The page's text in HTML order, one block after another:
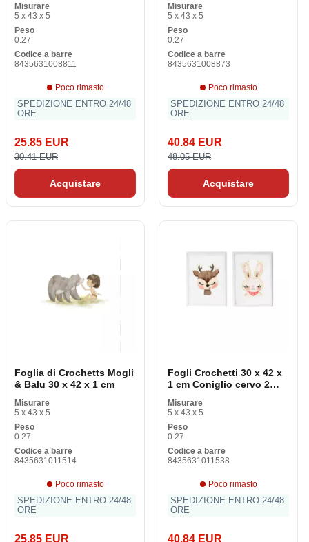
Misurare
5 x 43 x 5
Peso
0.27
Codice a barre
8435631008811
Poco rimasto
SPEDIZIONE ENTRO 24/48
ORE
25.85 EUR
30.41 EUR
Acquistare
Misurare
5 x 43 x 5
Peso
0.27
Codice a barre
8435631008873
Poco rimasto
SPEDIZIONE ENTRO 24/48
ORE
40.84 EUR
48.05 EUR
Acquistare
Foglia di Crochetts Mogli
& Balu 30 x 42 x 1 cm
Misurare
5 x 43 x 5
Peso
0.27
Codice a barre
8435631011514
Poco rimasto
SPEDIZIONE ENTRO 24/48
ORE
25.85 EUR
Fogli Crochetti 30 x 42 x
1 cm Coniglio cervo 2
Misurare
5 x 43 x 5
Peso
0.27
Codice a barre
8435631011538
Poco rimasto
SPEDIZIONE ENTRO 24/48
ORE
40.84 EUR